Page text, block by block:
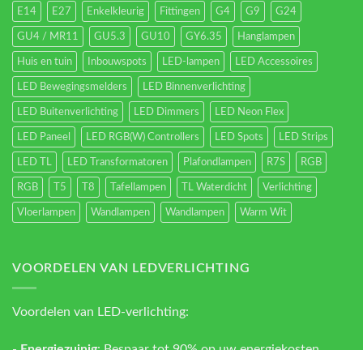
E14 E27 Enkelkleurig Fittingen G4 G9 G24
GU4 / MR11 GU5.3 GU10 GY6.35 Hanglampen
Huis en tuin Inbouwspots LED-lampen LED Accessoires
LED Bewegingsmelders LED Binnenverlichting
LED Buitenverlichting LED Dimmers LED Neon Flex
LED Paneel LED RGB(W) Controllers LED Spots LED Strips
LED TL LED Transformatoren Plafondlampen R7S RGB
RGB T5 T8 Tafellampen TL Waterdicht Verlichting
Vloerlampen Wandlampen Wandlampen Warm Wit
VOORDELEN VAN LEDVERLICHTING
Voordelen van LED-verlichting: